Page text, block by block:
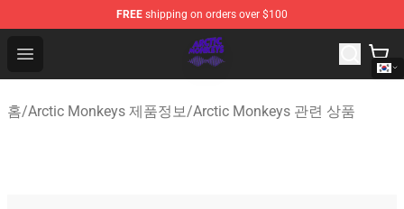
FREE shipping on orders over $100
Open menu
Arctic Monkeys Shop - Official Arctic Monkeys
홈/Arctic Monkeys 제품정보/Arctic Monkeys 관련 상품